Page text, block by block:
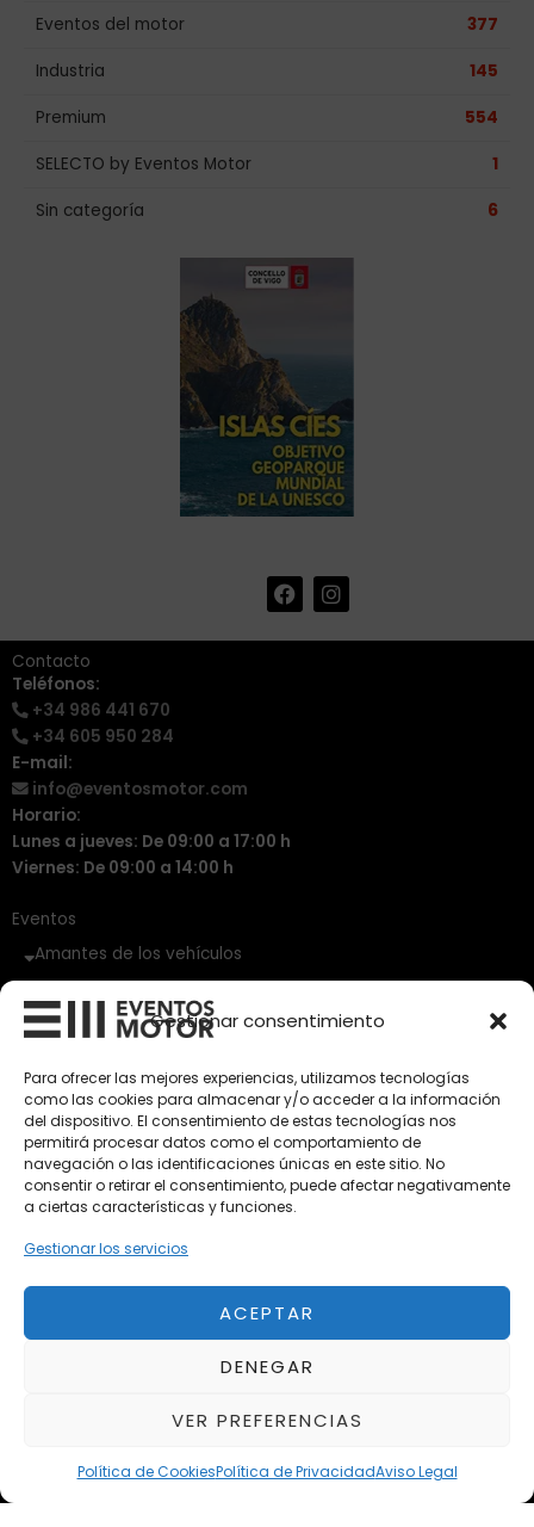
Gestionar consentimiento
Para ofrecer las mejores experiencias, utilizamos tecnologías
como las cookies para almacenar y/o acceder a la información
del dispositivo. El consentimiento de estas tecnologías nos
permitirá procesar datos como el comportamiento de
navegación o las identificaciones únicas en este sitio. No
consentir o retirar el consentimiento, puede afectar negativamente
a ciertas características y funciones.
Gestionar los servicios
ACEPTAR
DENEGAR
VER PREFERENCIAS
Política de CookiesPolítica de PrivacidadAviso Legal
Eventos del motor 377
Industria 145
Premium 554
SELECTO by Eventos Motor 1
Sin categoría 6
F
a
e
I
n
t
Contacto
Teléfonos:
+34 986 441 670
+34 605 950 284
E-mail:
info@eventosmotor.com
Horario:
Lunes a jueves: De 09:00 a 17:00 h
Viernes: De 09:00 a 14:00 h
Eventos
Amantes de los vehículos
Vehículos Clásicos
Vehículos de Ocasión
Próximos
Eclipse by SELECTO
Del 12/08/2026 al 12/08/2026
Del 02/10/2026 al 05/10/2026
Del 02/10/2026 al 05/10/2026